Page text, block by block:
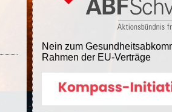
Nein zum
Rahmen der EU-Verträge